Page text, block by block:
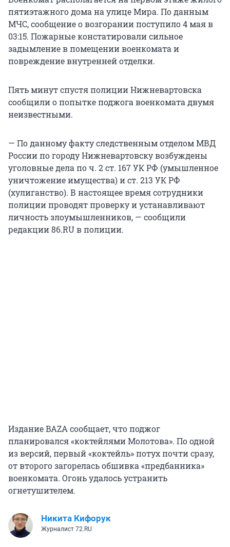
пятиэтажного дома на улице Мира. По данным
МЧС, сообщение о возгорании поступило 4 мая в
03:15. Пожарные констатировали сильное
задымление в помещении военкомата и
повреждение внутренней отделки.
Пять минут спустя полиции Нижневартовска
сообщили о попытке поджога военкомата двумя
неизвестными.
— По данному факту следственным отделом МВД
России по городу Нижневартовску возбуждены
уголовные дела по ч. 2 ст. 167 УК РФ (умышленное
уничтожение имущества) и ст. 213 УК РФ
(хулиганство). В настоящее время сотрудники
полиции проводят проверку и устанавливают
личность злоумышленников, — сообщили
редакции 86.RU в полиции.
Издание BAZA сообщает, что поджог
планировался «коктейлями Молотова». По одной
из версий, первый «коктейль» потух почти сразу,
от второго загорелась обшивка «предбанника»
военкомата. Огонь удалось устранить
огнетушителем.
Никита Кифорук
Журналист 72.RU